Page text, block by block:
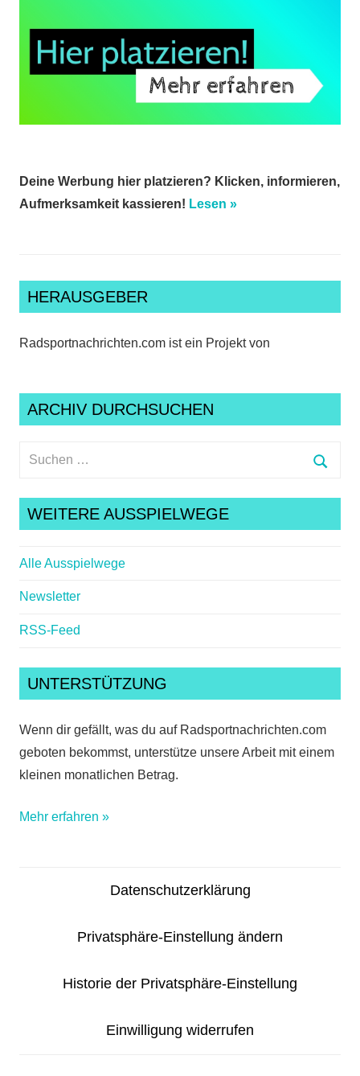
Deine Werbung hier platzieren? Klicken, informieren,
Aufmerksamkeit kassieren! Lesen »
HERAUSGEBER
Radsportnachrichten.com ist ein Projekt von
ARCHIV DURCHSUCHEN
Suchen
WEITERE AUSSPIELWEGE
Alle Ausspielwege
Newsletter
RSS-Feed
UNTERSTÜTZUNG
Wenn dir gefällt, was du auf Radsportnachrichten.com
geboten bekommst, unterstütze unsere Arbeit mit einem
kleinen monatlichen Betrag.
Mehr erfahren »
Datenschutzerklärung
Privatsphäre-Einstellung ändern
Historie der Privatsphäre-Einstellung
Einwilligung widerrufen